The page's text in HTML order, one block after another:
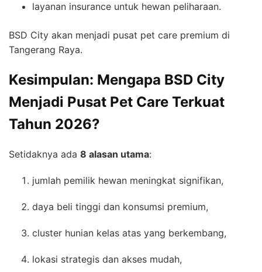
layanan insurance untuk hewan peliharaan.
BSD City akan menjadi pusat pet care premium di
Tangerang Raya.
Kesimpulan: Mengapa BSD City
Menjadi Pusat Pet Care Terkuat
Tahun 2026?
Setidaknya ada 8 alasan utama:
jumlah pemilik hewan meningkat signifikan,
daya beli tinggi dan konsumsi premium,
cluster hunian kelas atas yang berkembang,
lokasi strategis dan akses mudah,